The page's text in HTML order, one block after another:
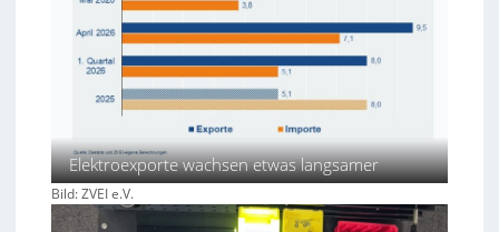
Elektroexporte wachsen etwas langsamer
Bild: ZVEI e.V.